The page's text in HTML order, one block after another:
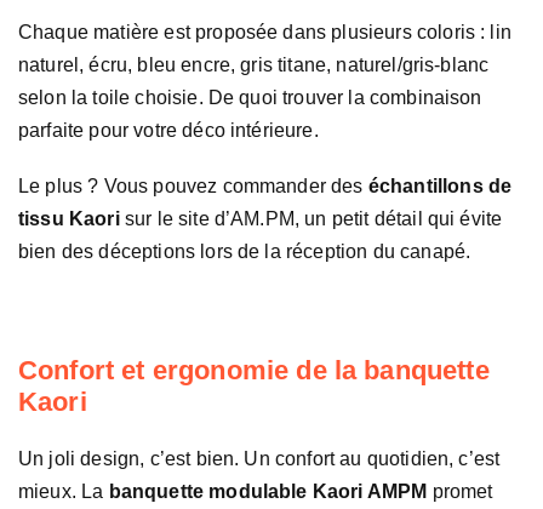
Chaque matière est proposée dans plusieurs coloris : lin
naturel, écru, bleu encre, gris titane, naturel/gris-blanc
selon la toile choisie. De quoi trouver la combinaison
parfaite pour votre déco intérieure.
Le plus ? Vous pouvez commander des échantillons de
tissu Kaorisur le site d’AM.PM, un petit détail qui évite
bien des déceptions lors de la réception du canapé.
Confort et ergonomie de la banquette
Kaori
Un joli design, c’est bien. Un confort au quotidien, c’est
mieux. La banquette modulable Kaori AMPM promet